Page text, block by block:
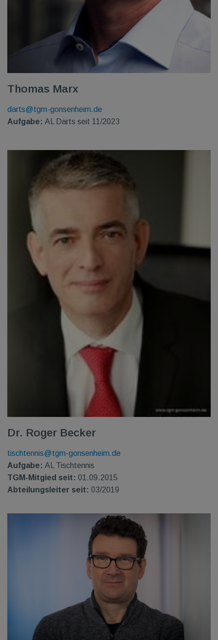
Thomas Marx
darts@tgm-gonsenheim.de
Aufgabe: AL Darts seit 11/2023
Dr. Roger Becker
tischtennis@tgm-gonsenheim.de
Aufgabe: AL Tischtennis
TGM-Mitgied seit: 01.09.2015
Abteilungsleiter seit: 03/2019